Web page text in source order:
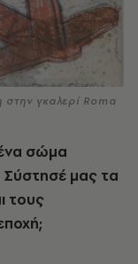
στην γκαλερί Roma
σώμα
Σύστησέ μας τα
τους